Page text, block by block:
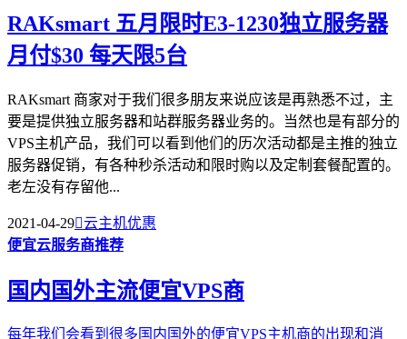
RAKsmart 五月限时E3-1230独立服务器
月付$30 每天限5台
RAKsmart 商家对于我们很多朋友来说应该是再熟悉不过，主
要是提供独立服务器和站群服务器业务的。当然也是有部分的
VPS主机产品，我们可以看到他们的历次活动都是主推的独立
服务器促销，有各种秒杀活动和限时购以及定制套餐配置的。
老左没有存留他...
2021-04-29云主机优惠
便宜云服务商推荐
国内国外主流便宜VPS商
每年我们会看到很多国内国外的便宜VPS主机商的出现和消